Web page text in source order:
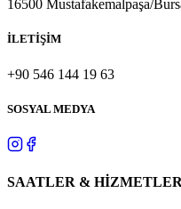
16500 Mustafakemalpaşa/
İLETİŞİM
+90 546 144 19 63
SOSYAL MEDYA
SAATLER & HİZMETLER